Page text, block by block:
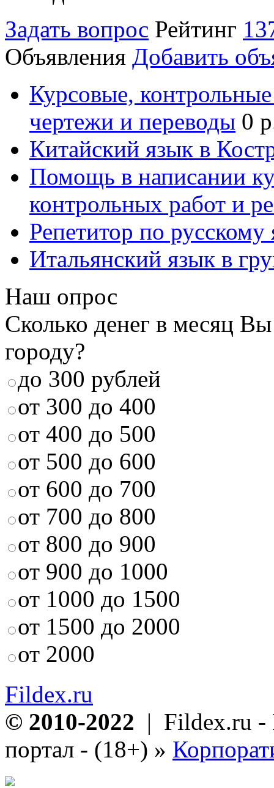
Задать вопрос Рейтинг
Объявления Добавить
Курсовые,
чертежи и переводы 0
Китайский язык в
Помощь в написании
контрольных работ и
Репетитор по русскому
Итальянский язык в
Наш опрос
Сколько денег в месяц
городу?
до 300 рублей
от 300 до 400
от 400 до 500
от 500 до 600
от 600 до 700
от 700 до 800
от 800 до 900
от 900 до 1000
от 1000 до 1500
от 1500 до 2000
от 2000
Fildex.ru
© 2010-2022 | Fildex.ru -
портал - (18+) »